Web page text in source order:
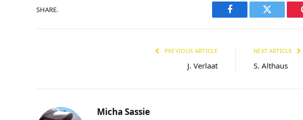
SHARE.
Facebook Twitter
PREVIOUS ARTICLE
J. Verlaat
NEXT ARTICLE
S. Althaus
Micha Sassie